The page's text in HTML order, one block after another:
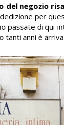
del negozio
per
passate di qui
tanti anni è